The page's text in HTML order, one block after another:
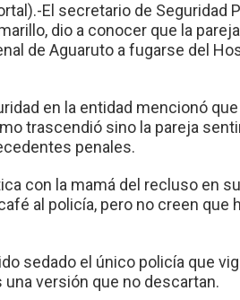
El secretario de Seguridad
dio a conocer que la
de Aguaruto a fugarse del
en la entidad mencionó
trascendió sino la pareja
penales.
con la mamá del recluso en
al policía, pero no creen que
sedado el único policía que
versión que no descartan.